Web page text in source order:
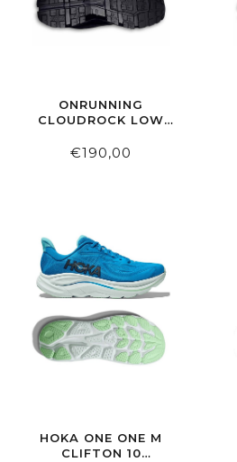
ONRUNNING
CLOUDROCK LOW
BLACK
€190,00
HOKA ONE ONE M
CLIFTON 10